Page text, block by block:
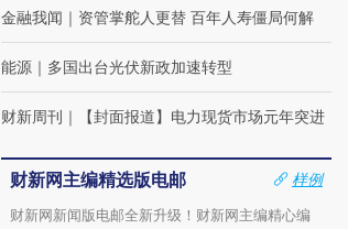
金融我闻 ｜ 资管掌舵人更替 百年人寿僵局何解
能源 ｜ 多国出台光伏新政加速转型
财新周刊 ｜ 【封面报道】电力现货市场元年突进
财新网主编精选版电邮
样例
财新网新闻版电邮全新升级！财新网主编精心编